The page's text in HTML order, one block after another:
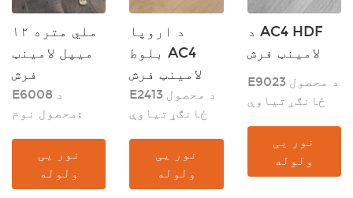
۱۲ ملي متره
میپل لامینټ
فرش
E6008 د
محصول نوم:
نور یی
ولوله
د اروپا
بلوط AC4
لامینټ فرش
E2413 د محصول
ځانګړتیاوې
نور یی
ولوله
د AC4 HDF
لامینټ فرش
E9023 د محصول
ځانګړتیاوې
نور یی
ولوله